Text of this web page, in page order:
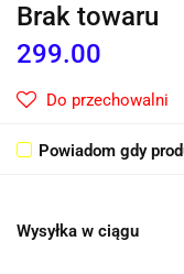
Brak towaru
299.00
Do przechowalni
Powiadom gdy
Wysyłka w ciągu